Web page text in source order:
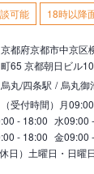
可能 18時以降
京都府京都市中京区
町65 京都朝日ビル
烏丸/四条駅
烏丸御
（受付時間） 月
- 18:00 水09:00
- 18:00 金09:00
休日）土曜日・日曜